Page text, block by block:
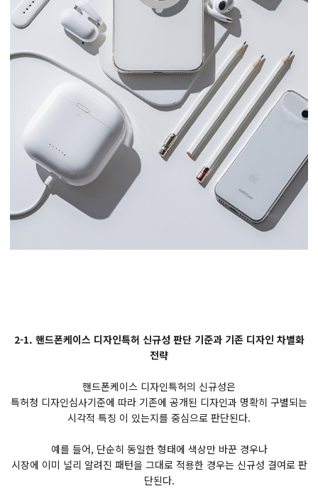
2-1. 핸드폰케이스 디자인특허 신규성 판단 기준과 기존 디자인 차별화
전략
핸드폰케이스 디자인특허의 신규성은
특허청 디자인심사기준에 따라 기존에 공개된 디자인과 명확히 구별되는
시각적 특징 이 있는지를 중심으로 판단된다.
예를 들어, 단순히 동일한 형태에 색상만 바꾼 경우나
시장에 이미 널리 알려진 패턴을 그대로 적용한 경우는 신규성 결여로 판
단된다.